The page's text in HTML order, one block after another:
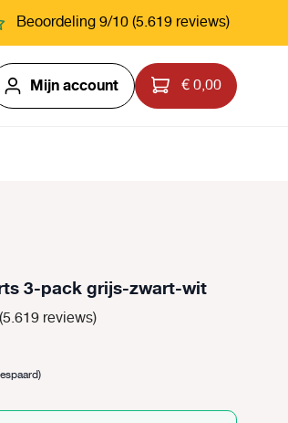
Beoordeling 9/10 (5.619 reviews)
hebt 0 items op je verlanglijstje
Mijn account € 0,00
3-pack grijs-zwart-wit
reviews)